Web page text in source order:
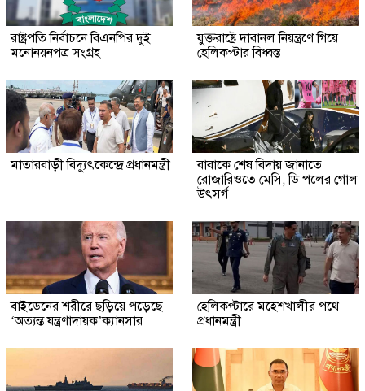
রাষ্ট্রপতি নির্বাচনে বিএনপির দুই
মনোনয়নপত্র সংগ্রহ
যুক্তরাষ্ট্রে দাবানল নিয়ন্ত্রণে গিয়ে
হেলিকপ্টার বিধ্বস্ত
মাতারবাড়ী বিদ্যুৎকেন্দ্রে প্রধানমন্ত্রী
বাবাকে শেষ বিদায় জানাতে
রোজারিওতে মেসি, ডি পলের গোল
উৎসর্গ
বাইডেনের শরীরে ছড়িয়ে পড়েছে
‘অত্যন্ত যন্ত্রণাদায়ক’ক্যানসার
হেলিকপ্টারে মহেশখালীর পথে
প্রধানমন্ত্রী